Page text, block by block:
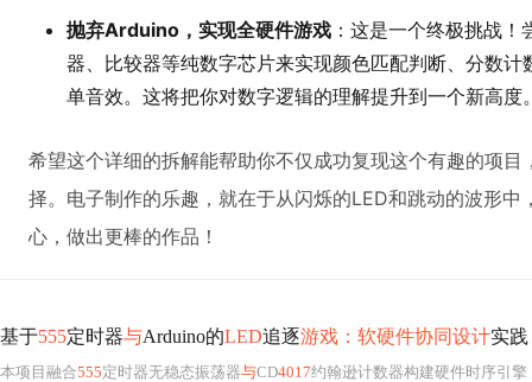
抛弃Arduino，实现全硬件游戏 ：这是一个终极挑战
器、比较器等纯数字芯片来实现颜色匹配判断、分数
单音效。这将把你对数字逻辑的理解提升到一个新高度
希望这个详细的拆解能帮助你不仅成功复现这个有趣的项
择。电子制作的乐趣，就在于从闪烁的LED和跳动的波形
心，做出更棒的作品！
基于555定时器与Arduino的LED追逐游戏：软硬件协同设计实践
本项目融合555定时器无稳态振荡器与CD4017约翰逊计数器构建硬件时序引擎